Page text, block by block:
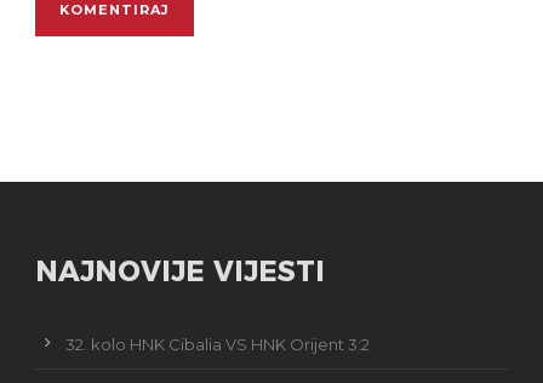
NAJNOVIJE VIJESTI
32. kolo HNK Cibalia VS HNK Orijent 3:2